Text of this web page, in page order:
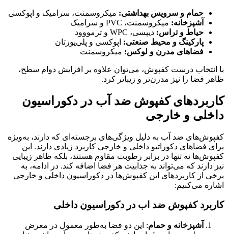
حمام و سرویس بهداشتی: میکروسمنت، سرامیک و اپوکسی
آشپزخانه: میکروسمنت، PVC و سرامیک
حیاط و تراس: دیپسی، WPC و ترمووود
پارکینگ و محیط صنعتی: اپوکسی و پلی‌یورتان
فضاهای مدرن و لوکس: میکروسمنت
با انتخاب درست کفپوش، می‌توان علاوه بر افزایش دوام سطح،
ظاهر فضا را نیز مدرن‌تر و زیباتر کرد.
کاربردهای کفپوش ضد آب در دکوراسیون
داخلی و خارجی
کفپوش‌های ضد آب به دلیل ویژگی‌های برجسته‌ای که دارند، به‌ویژه
برای فضاهای دکوراتیو داخلی و خارجی کاربرد زیادی دارند. این
کفپوش‌ها نه تنها در برابر رطوبت مقاوم هستند، بلکه ظاهر زیبایی
نیز دارند که می‌تواند به جذابیت هر فضا اضافه کند. در ادامه، به
برخی از کاربردهای این کفپوش‌ها در دکوراسیون داخلی و خارجی
اشاره می‌کنیم:
کاربرد کفپوش ضد اب در دکوراسیون داخلی
آشپزخانه و حمام: این دو فضا به‌طور معمول در معرض